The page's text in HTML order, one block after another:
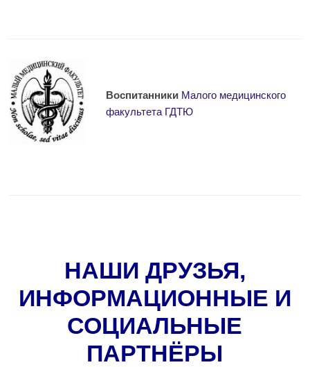
Воспитанники Малого медицинского
факультета ГДТЮ
НАШИ ДРУЗЬЯ,
ИНФОРМАЦИОННЫЕ И
СОЦИАЛЬНЫЕ
ПАРТНЁРЫ